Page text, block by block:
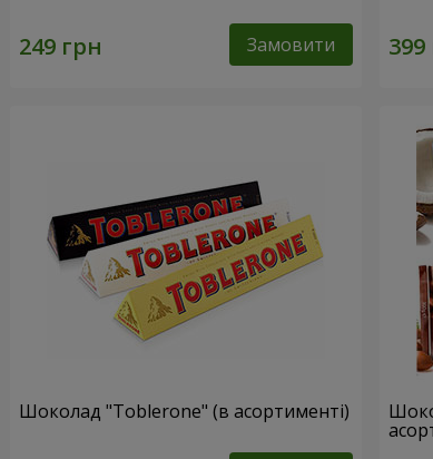
Замовити
Шоколад "Toblerone" (в асортименті)